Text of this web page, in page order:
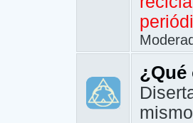
¿Qué